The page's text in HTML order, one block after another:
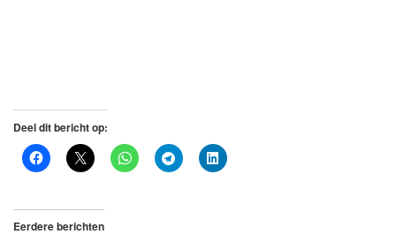
Deel dit bericht op:
Eerdere berichten